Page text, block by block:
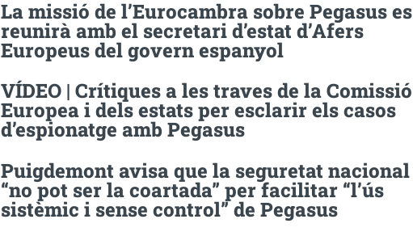
La missió de l’Eurocambra sobre Pegasus es
reunirà amb el secretari d’estat d’Afers
Europeus del govern espanyol
VÍDEO | Crítiques a les traves de la Comissió
Europea i dels estats per esclarir els casos
d’espionatge amb Pegasus
Puigdemont avisa que la seguretat nacional
“no pot ser la coartada” per facilitar “l’ús
sistèmic i sense control” de Pegasus